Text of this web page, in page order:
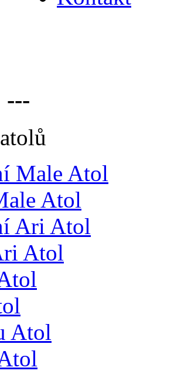
---
Male Atol
Atol
Ari Atol
Atol
Atol